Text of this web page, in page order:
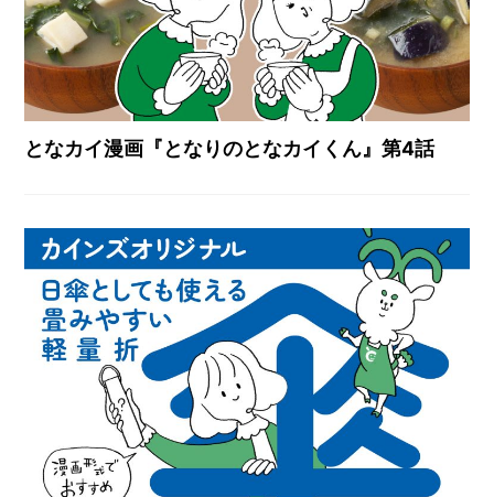
となカイ漫画『となりのとなカイくん』第4話